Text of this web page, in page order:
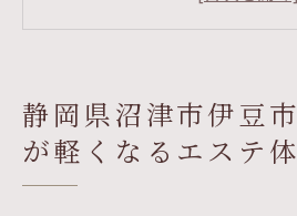
エステ体験で日常のス
エステの効果を前向きに実感
静岡県沼津市伊豆
が軽くなるエステ